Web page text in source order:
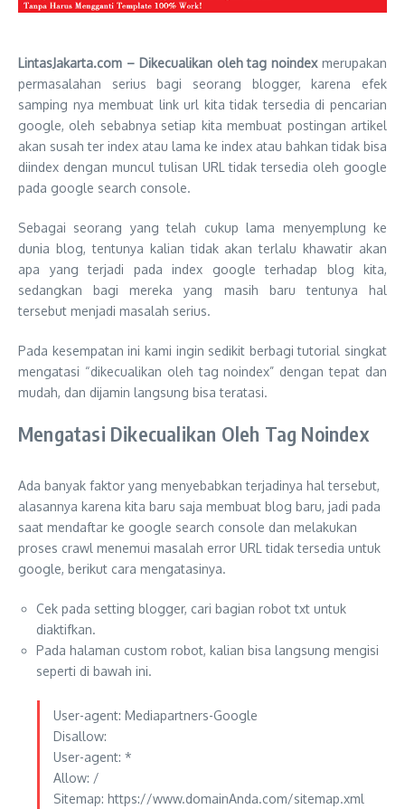
LintasJakarta.com – Dikecualikan oleh tag noindexmerupakan
permasalahan serius bagi seorang blogger, karena efek
samping nya membuat link url kita tidak tersedia di pencarian
google, oleh sebabnya setiap kita membuat postingan artikel
akan susah ter index atau lama ke index atau bahkan tidak bisa
diindex dengan muncul tulisan URL tidak tersedia oleh google
pada google search console.
Sebagai seorang yang telah cukup lama menyemplung ke
dunia blog, tentunya kalian tidak akan terlalu khawatir akan
apa yang terjadi pada index google terhadap blog kita,
sedangkan bagi mereka yang masih baru tentunya hal
tersebut menjadi masalah serius.
Pada kesempatan ini kami ingin sedikit berbagi tutorial singkat
mengatasi “dikecualikan oleh tag noindex” dengan tepat dan
mudah, dan dijamin langsung bisa teratasi.
Mengatasi Dikecualikan Oleh Tag Noindex
Ada banyak faktor yang menyebabkan terjadinya hal tersebut,
alasannya karena kita baru saja membuat blog baru, jadi pada
saat mendaftar ke google search console dan melakukan
proses crawl menemui masalah error URL tidak tersedia untuk
google, berikut cara mengatasinya.
Cek pada setting blogger, cari bagian robot txt untuk
diaktifkan.
Pada halaman custom robot, kalian bisa langsung mengisi
seperti di bawah ini.
User-agent: Mediapartners-Google
Disallow:
User-agent: *
Allow: /
Sitemap: https://www.domainAnda.com/sitemap.xml